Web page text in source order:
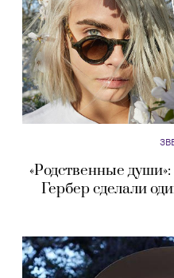
«Родственные
Гербер сделали